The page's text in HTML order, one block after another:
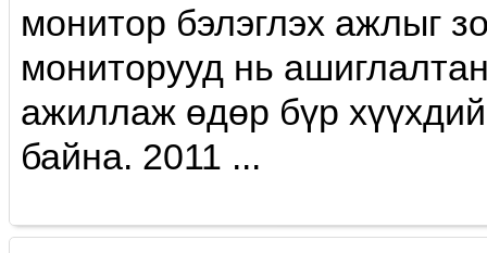
монитор бэлэглэх ажлыг
мониторууд нь
ажиллаж өдөр бүр
байна. 2011 ...